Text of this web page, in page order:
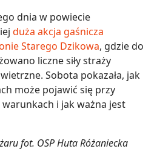
dnia w powiecie
duża akcja gaśnicza
Starego Dzikowa, gdzie do
liczne siły straży
Sobota pokazała, jak
może pojawić się przy
i jak ważna jest
fot. OSP Huta Różaniecka